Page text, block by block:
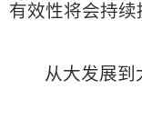
有效性将会持续
从大发展到